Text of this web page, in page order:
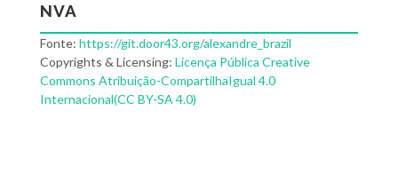
NVA
Fonte: https://git.door43.org/alexandre_brazil
Copyrights & Licensing: Licença Pública Creative
Commons Atribuição-CompartilhaIgual 4.0
Internacional(CC BY-SA 4.0)